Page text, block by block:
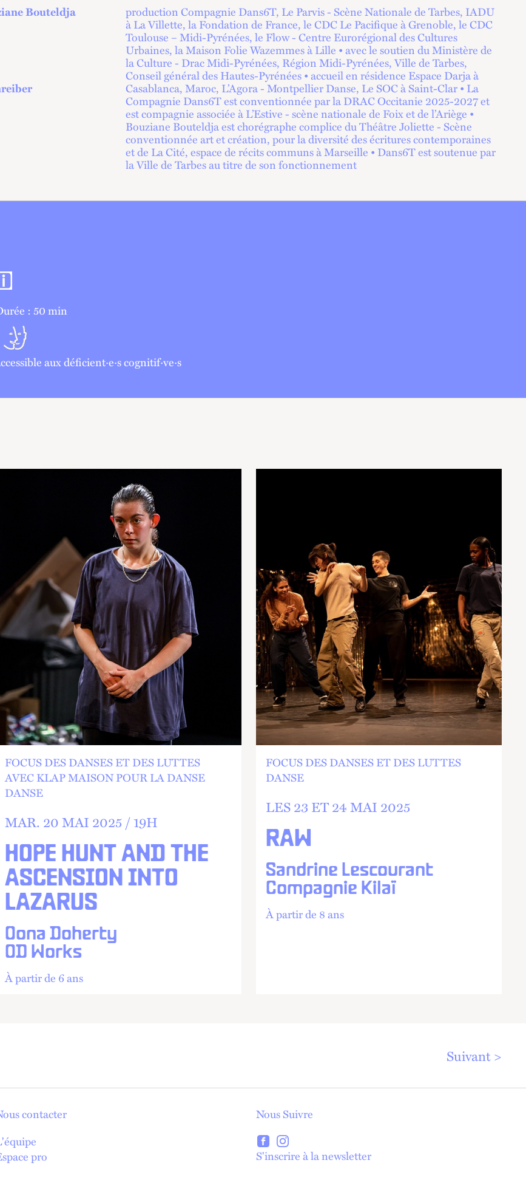
Bouteldja
production Compagnie Dans6T, Le Parvis - Scène Nationale de Tarbes, IADU
à La Villette, la Fondation de France, le CDC Le Pacifique à Grenoble, le CDC
Toulouse – Midi-Pyrénées, le Flow - Centre Eurorégional des Cultures
Urbaines, la Maison Folie Wazemmes à Lille • avec le soutien du Ministère de
la Culture - Drac Midi-Pyrénées, Région Midi-Pyrénées, Ville de Tarbes,
Conseil général des Hautes-Pyrénées • accueil en résidence Espace Darja à
Casablanca, Maroc, L’Agora - Montpellier Danse, Le SOC à Saint-Clar • La
Compagnie Dans6T est conventionnée par la DRAC Occitanie 2025-2027 et
est compagnie associée à L’Estive - scène nationale de Foix et de l’Ariège •
Bouziane Bouteldja est chorégraphe complice du Théâtre Joliette - Scène
conventionnée art et création, pour la diversité des écritures contemporaines
et de La Cité, espace de récits communs à Marseille • Dans6T est soutenue par
la Ville de Tarbes au titre de son fonctionnement
pratiques
: 50 min
aux déficient·e·s cognitif·ve·s
HOPE HUNT AND THE
ASCENSION INTO
LAZARUS
Oona Doherty
OD Works
FOCUS DES DANSES ET DES LUTTES
AVEC KLAP MAISON POUR LA DANSE
DANSE
MAR. 20 MAI 2025 /19H
À partir de 6 ans
RAW
Sandrine Lescourant
Compagnie Kilaï
FOCUS DES DANSES ET DES LUTTES
DANSE
LES 23 ET24 MAI 2025
À partir de 8 ans
Suivant
contacter
pro
Nous Suivre
lien externe
S'inscrire à la newsletterlien externe